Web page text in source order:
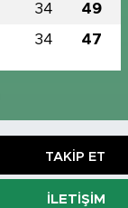
34 49
34 47
TAKIP ET
İLETIŞIM